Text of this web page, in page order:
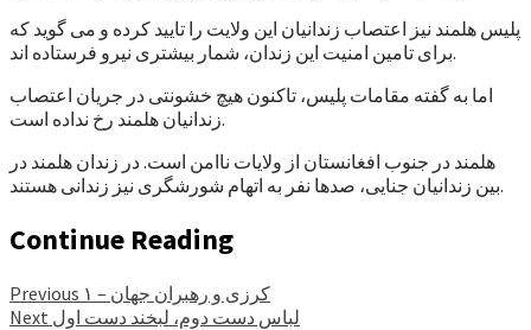
پلیس هلمند نیز اعتصاب زندانیان این ولایت را تایید کرده و می گوید که
برای تامین امنیت این زندان، شمار بیشتری نیرو فرستاده اند.
اما به گفته مقامات پلیس، تاکنون هیچ خشونتی در جریان اعتصاب
زندانیان هلمند رخ نداده است.
هلمند در جنوب افغانستان از ولایات ناامن است. در زندان هلمند در
بین زندانیان جنایی، صدها نفر به اتهام شورشگری نیز زندانی هستند.
Continue Reading
Previous
کرزی و رهبران جهان – ۱
Next لباس دست دوم، لبخند دست اول